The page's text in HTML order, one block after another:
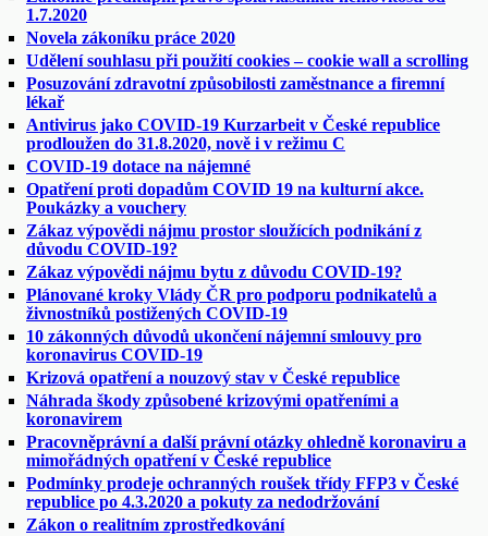
1.7.2020
Novela zákoníku práce 2020
Udělení souhlasu při použití cookies – cookie wall a scrolling
Posuzování zdravotní způsobilosti zaměstnance a firemní
lékař
Antivirus jako COVID-19 Kurzarbeit v České republice
prodloužen do 31.8.2020, nově i v režimu C
COVID-19 dotace na nájemné
Opatření proti dopadům COVID 19 na kulturní akce.
Poukázky a vouchery
Zákaz výpovědi nájmu prostor sloužících podnikání z
důvodu COVID-19?
Zákaz výpovědi nájmu bytu z důvodu COVID-19?
Plánované kroky Vlády ČR pro podporu podnikatelů a
živnostníků postižených COVID-19
10 zákonných důvodů ukončení nájemní smlouvy pro
koronavirus COVID-19
Krizová opatření a nouzový stav v České republice
Náhrada škody způsobené krizovými opatřeními a
koronavirem
Pracovněprávní a další právní otázky ohledně koronaviru a
mimořádných opatření v České republice
Podmínky prodeje ochranných roušek třídy FFP3 v České
republice po 4.3.2020 a pokuty za nedodržování
Zákon o realitním zprostředkování